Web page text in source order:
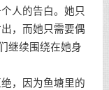
人的告白。她只
，而她只需要偶
继续围绕在她身
，因为鱼塘里的